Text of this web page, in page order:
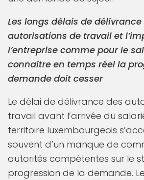
Les longs délais de délivrance
autorisations de travail et
l’entreprise comme pour le
connaître en temps réel la
demande doit cesser
Le délai de délivrance des
travail avant l’arrivée du
territoire luxembourgeois
souvent d’un manque de
autorités compétentes sur le
progression de la demande.